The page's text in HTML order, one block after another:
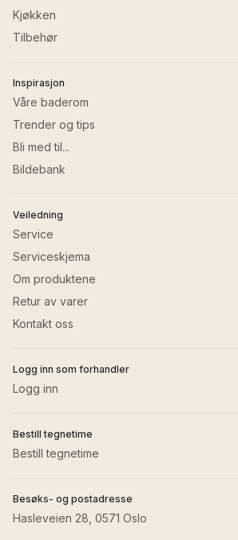
Kjøkken
Tilbehør
Inspirasjon
Våre baderom
Trender og tips
Bli med til...
Bildebank
Veiledning
Service
Serviceskjema
Om produktene
Retur av varer
Kontakt oss
Logg inn som forhandler
Logg inn
Bestill tegnetime
Bestill tegnetime
Besøks- og postadresse
Hasleveien 28, 0571 Oslo